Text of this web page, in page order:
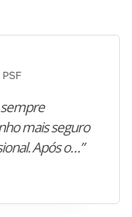
sempre
mais seguro
Após o…”